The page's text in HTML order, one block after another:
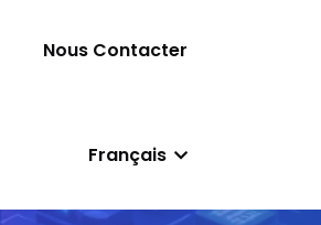
Nous Contacter
Français